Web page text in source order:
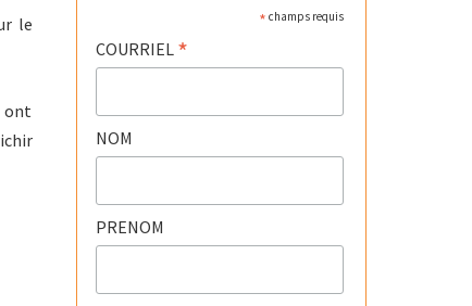
le
ont
* champs requis
COURRIEL *
NOM
PRENOM